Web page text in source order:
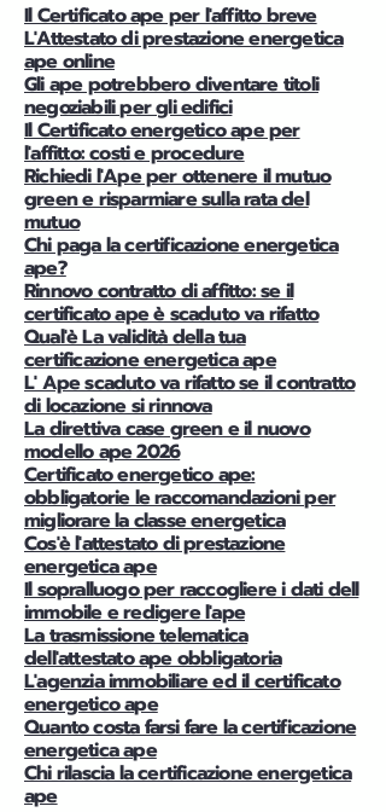
Il Certificato ape per l'affitto breve
L'Attestato di prestazione energetica
ape online
Gli ape potrebbero diventare titoli
negoziabili per gli edifici
Il Certificato energetico ape per
l'affitto: costi e procedure
Richiedi l'Ape per ottenere il mutuo
green e risparmiare sulla rata del
mutuo
Chi paga la certificazione energetica
ape?
Rinnovo contratto di affitto: se il
certificato ape è scaduto va rifatto
Qual'è La validità della tua
certificazione energetica ape
L' Ape scaduto va rifatto se il contratto
di locazione si rinnova
La direttiva case green e il nuovo
modello ape 2026
Certificato energetico ape:
obbligatorie le raccomandazioni per
migliorare la classe energetica
Cos'è l'attestato di prestazione
energetica ape
Il sopralluogo per raccogliere i dati dell
immobile e redigere l'ape
La trasmissione telematica
dell'attestato ape obbligatoria
L'agenzia immobiliare ed il certificato
energetico ape
Quanto costa farsi fare la certificazione
energetica ape
Chi rilascia la certificazione energetica
ape